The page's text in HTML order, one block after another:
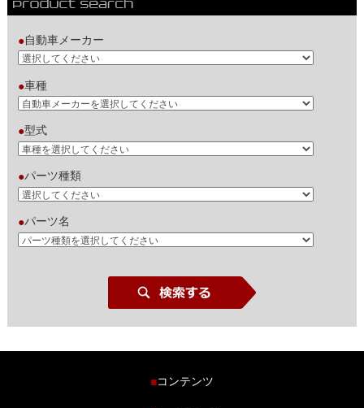
●自動車メーカー
●車種
●型式
●パーツ種類
●パーツ名
■コンテンツ